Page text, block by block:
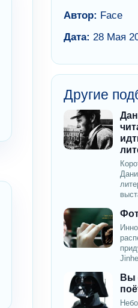
Автор: Face
Дата: 28 Мая
Другие
Вы